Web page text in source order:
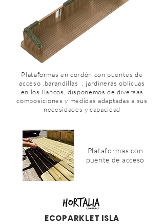
Plataformas en cordón con puentes de
acceso ,barandillas , jardineras oblicuas
en los flancos, disponemos de diversas
composiciones y medidas adaptadas a sus
necesidades y capacidad
Plataformas con
puente de acceso
ECOPARKLET ISLA